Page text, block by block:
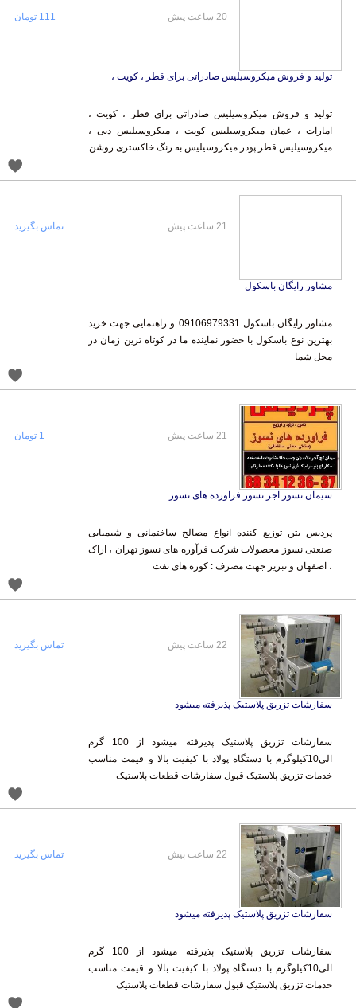
تولید و فروش میکروسیلیس صادراتی برای قطر ، کویت ،
تولید و فروش میکروسیلیس صادراتی برای قطر ، کویت ،
امارات ، عمان میکروسیلیس کویت ، میکروسیلیس دبی ،
میکروسیلیس قطر پودر میکروسیلیس به رنگ خاکستری روشن
20 ساعت پیش 111 تومان
مشاور رایگان باسکول
مشاور رایگان باسکول 09106979331 و راهنمایی جهت خرید
بهترین نوع باسکول با حضور نماینده ما در کوتاه ترین زمان در
محل شما
21 ساعت پیش تماس بگیرید
سیمان نسوز آجر نسوز فرآورده های نسوز
پردیس بتن توزیع کننده انواع مصالح ساختمانی و شیمیایی
صنعتی نسوز محصولات شرکت فرآوره های نسوز تهران ، اراک
، اصفهان و تبریز جهت مصرف : کوره های نفت
21 ساعت پیش 1 تومان
سفارشات تزریق پلاستیک پذیرفته میشود
سفارشات تزریق پلاستیک پذیرفته میشود از 100 گرم
الی10کیلوگرم با دستگاه پولاد با کیفیت بالا و قیمت مناسب
خدمات تزریق پلاستیک قبول سفارشات قطعات پلاستیک
22 ساعت پیش تماس بگیرید
سفارشات تزریق پلاستیک پذیرفته میشود
سفارشات تزریق پلاستیک پذیرفته میشود از 100 گرم
الی10کیلوگرم با دستگاه پولاد با کیفیت بالا و قیمت مناسب
خدمات تزریق پلاستیک قبول سفارشات قطعات پلاستیک
22 ساعت پیش تماس بگیرید